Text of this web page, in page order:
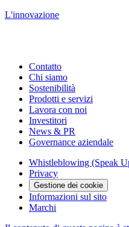
L'innovazione
Contatto
Chi siamo
Sostenibilità
Prodotti e servizi
Lavora con noi
Investitori
News & PR
Governance aziendale
Whistleblowing (Speak
Privacy
Gestione dei cookie
Informazioni sul sito
Marchi